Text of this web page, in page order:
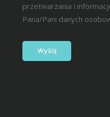
przetwarzania i
Pana/Pani danych